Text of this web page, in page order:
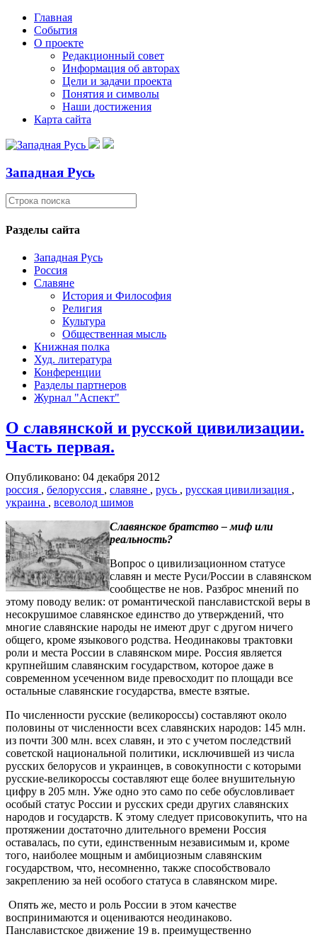
Главная
События
О проекте
Редакционный совет
Информация об авторах
Цели и задачи проекта
Понятия и символы
Наши достижения
Карта сайта
Западная Русь
Разделы сайта
Западная Русь
Россия
Славяне
История и Философия
Религия
Культура
Общественная мысль
Книжная полка
Худ. литература
Конференции
Разделы партнеров
Журнал "Аспект"
О славянской и русской цивилизации.
Часть первая.
Опубликовано: 04 декабря 2012
россия , белоруссия , славяне , русь , русская цивилизация ,
украина , всеволод шимов
Славянское братство – миф или
реальность?
Вопрос о цивилизационном статусе
славян и месте Руси/России в славянском
сообществе не нов. Разброс мнений по
этому поводу велик: от романтической панславистской веры в
несокрушимое славянское единство до утверждений, что
многие славянские народы не имеют друг с другом ничего
общего, кроме языкового родства. Неодинаковы трактовки
роли и места России в славянском мире. Россия является
крупнейшим славянским государством, которое даже в
современном усеченном виде превосходит по площади все
остальные славянские государства, вместе взятые.
По численности русские (великороссы) составляют около
половины от численности всех славянских народов: 145 млн.
из почти 300 млн. всех славян, и это с учетом последствий
советской национальной политики, исключившей из числа
русских белорусов и украинцев, в совокупности с которыми
русские-великороссы составляют еще более внушительную
цифру в 205 млн. Уже одно это само по себе обусловливает
особый статус России и русских среди других славянских
народов и государств. К этому следует присовокупить, что на
протяжении достаточно длительного времени Россия
оставалась, по сути, единственным независимым и, кроме
того, наиболее мощным и амбициозным славянским
государством, что, несомненно, также способствовало
закреплению за ней особого статуса в славянском мире.
Опять же, место и роль России в этом качестве
воспринимаются и оцениваются неодинаково.
Панславистское движение 19 в. преимущественно